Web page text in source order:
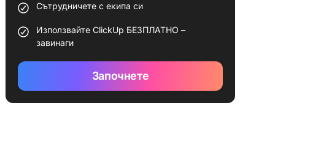
Сътрудничете с екипа си
Използвайте ClickUp БЕЗПЛАТНО –
завинаги
Започнете